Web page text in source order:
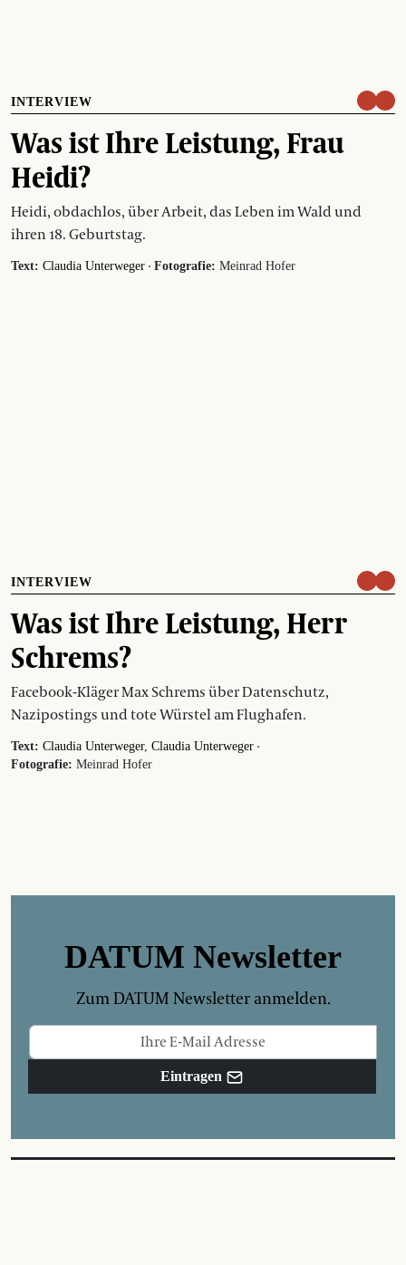
INTERVIEW
Was ist Ihre Leistung, Frau
Heidi?
Heidi, obdachlos, über Arbeit, das Leben im Wald und
ihren 18. Geburtstag.
Text: Claudia Unterweger · Fotografie: Meinrad Hofer
INTERVIEW
Was ist Ihre Leistung, Herr
Schrems?
Facebook-Kläger Max Schrems über Datenschutz,
Nazipostings und tote Würstel am Flughafen.
Text: Claudia Unterweger Claudia Unterweger ·
Fotografie: Meinrad Hofer
DATUM Newsletter
Zum DATUM Newsletter anmelden.
Eintragen